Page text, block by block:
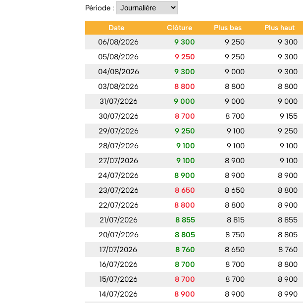
Période :
Date Clôture Plus bas Plus haut
06/08/2026
9 300 9 250 9 300
05/08/2026
9 250 9 250 9 300
04/08/2026
9 300 9 000 9 300
03/08/2026
8 800 8 800 8 800
31/07/2026
9 000 9 000 9 000
30/07/2026
8 700 8 700 9 155
29/07/2026
9 250 9 100 9 250
28/07/2026
9 100 9 100 9 100
27/07/2026
9 100 8 900 9 100
24/07/2026
8 900 8 900 8 900
23/07/2026
8 650 8 650 8 800
22/07/2026
8 800 8 800 8 900
21/07/2026
8 855 8 815 8 855
20/07/2026
8 805 8 750 8 805
17/07/2026
8 760 8 650 8 760
16/07/2026
8 700 8 700 8 800
15/07/2026
8 700 8 700 8 900
14/07/2026
8 900 8 900 8 990